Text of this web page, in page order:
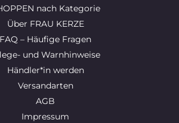
nach Kategorie
Über FRAU KERZE
FAQ – Häufige Fragen
und Warnhinweise
Händler*in werden
Versandarten
AGB
Impressum